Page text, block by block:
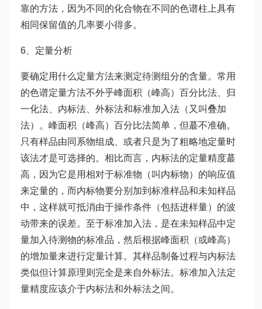
靠的方法，因为不同的化合物在不同的色谱柱上具有
相同保留值的几率要小得多。
6、定量分析
要确定用什么定量方法来测定待测组分的含量。常用
的色谱定量方法不外乎峰面积（峰高）百分比法、归
一化法、内标法、外标法和标准加入法（又叫叠加
法）。峰面积（峰高）百分比法简单，但蕞不准确。
只有样品由同系物组成、或者只是为了粗略地定量时
该法才是可选择的。相比而言，内标法的定量精度蕞
高，因为它是用相对于标准物（叫内标物）的响应值
来定量的，而内标物要分别加到标准样品和未知样品
中，这样就可抵消由于操作条件（包括进样量）的波
动带来的误差。至于标准加入法，是在未知样品中定
量加入待测物的标准品，然后根据峰面积（或峰高）
的增加量来进行定量计算。其样品制备过程与内标法
类似但计算原理则完全是来自外标法。标准加入法定
量精度应该介于内标法和外标法之间。